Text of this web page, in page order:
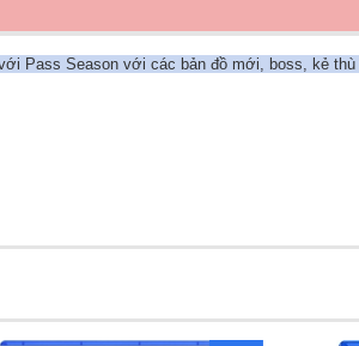
Pass Season với các bản đồ mới, boss, kẻ